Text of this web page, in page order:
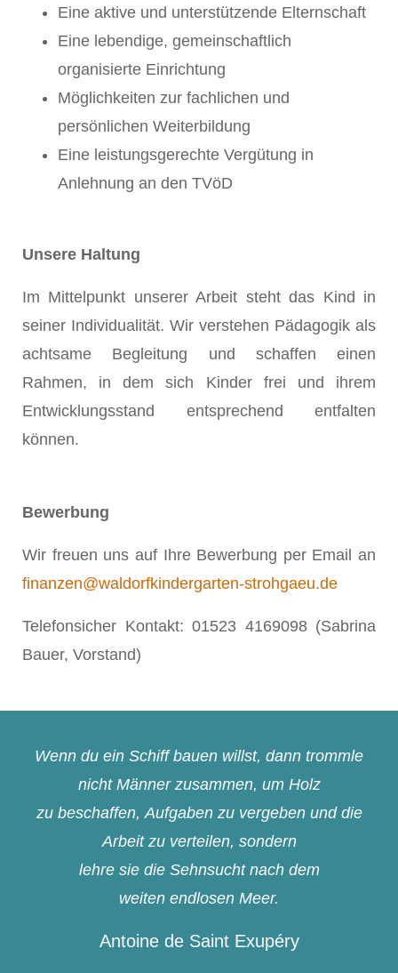
Eine aktive und unterstützende Elternschaft
Eine lebendige, gemeinschaftlich
organisierte Einrichtung
Möglichkeiten zur fachlichen und
persönlichen Weiterbildung
Eine leistungsgerechte Vergütung in
Anlehnung an den TVöD
Unsere Haltung
Im Mittelpunkt unserer Arbeit steht das Kind in
seiner Individualität. Wir verstehen Pädagogik als
achtsame Begleitung und schaffen einen
Rahmen, in dem sich Kinder frei und ihrem
Entwicklungsstand entsprechend entfalten
können.
Bewerbung
Wir freuen uns auf Ihre Bewerbung per Email an
finanzen@waldorfkindergarten-strohgaeu.de
Telefonsicher Kontakt: 01523 4169098 (Sabrina
Bauer, Vorstand)
Wenn du ein Schiff bauen willst, dann trommle
nicht Männer zusammen, um Holz
zu beschaffen, Aufgaben zu vergeben und die
Arbeit zu verteilen, sondern
lehre sie die Sehnsucht nach dem
weiten endlosen Meer.
Antoine de Saint Exupéry